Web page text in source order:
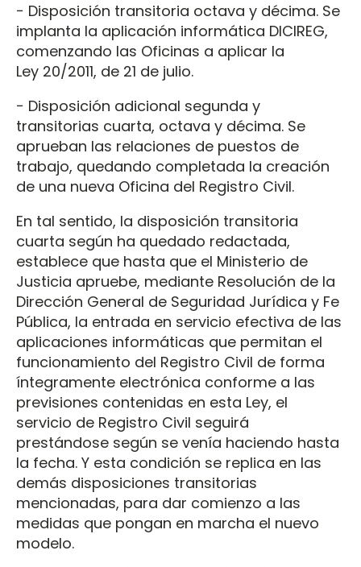
− Disposición transitoria octava y décima. Se
implanta la aplicación informática DICIREG,
comenzando las Oficinas a aplicar la
Ley 20/2011, de 21 de julio.
− Disposición adicional segunda y
transitorias cuarta, octava y décima. Se
aprueban las relaciones de puestos de
trabajo, quedando completada la creación
de una nueva Oficina del Registro Civil.
En tal sentido, la disposición transitoria
cuarta según ha quedado redactada,
establece que hasta que el Ministerio de
Justicia apruebe, mediante Resolución de la
Dirección General de Seguridad Jurídica y Fe
Pública, la entrada en servicio efectiva de las
aplicaciones informáticas que permitan el
funcionamiento del Registro Civil de forma
íntegramente electrónica conforme a las
previsiones contenidas en esta Ley, el
servicio de Registro Civil seguirá
prestándose según se venía haciendo hasta
la fecha. Y esta condición se replica en las
demás disposiciones transitorias
mencionadas, para dar comienzo a las
medidas que pongan en marcha el nuevo
modelo.